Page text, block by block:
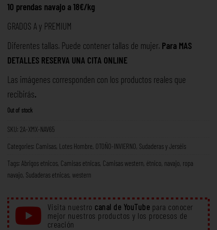
10 prendas navajo a 18€/kg
GRADOS A y PREMIUM
Diferentes tallas. Puede contener tallas de mujer. Para MAS
DETALLES RESERVA UNA CITA ONLINE
Las imágenes corresponden con los productos reales que
recibirás.
Out of stock
SKU: 2A-XMX-NAV65
Categories: Camisas Lotes Hombre OTOÑO-INVIERNO Sudaderas y Jerséis
Tags: Abrigos etnicos Camisas etnicas Camisas western étnico navajo ropa
navajo Sudaderas etnicas western
Visita nuestro canal de YouTube para conocer
mejor nuestros productos y los procesos de
creación